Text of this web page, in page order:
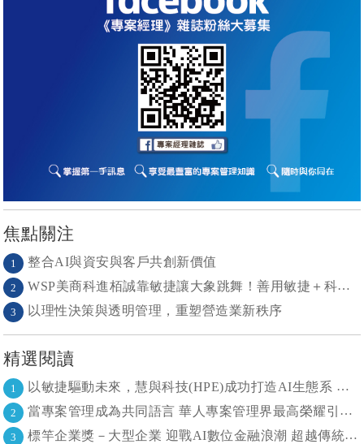
焦點關注
1 整合AI與資安與客戶共創新價值
2 WSP美商科進栢誠靠敏捷讓大象跳舞！善用敏捷＋科技力， 大型工程也能快速迭代
3 以理性決策與透明管理，重塑營造業新秩序
精選閱讀
1 以敏捷驅動未來，慧與科技(HPE)成功打造AI生態系 大型敏捷(LeSS)海納百川，讓複雜變簡單
2 當專案管理成為共同語言 華人專案管理界最高榮耀引領的變革時代
3 標竿企業獎－大型企業 迎戰AI數位金融浪潮 超越傳統的組織再定義